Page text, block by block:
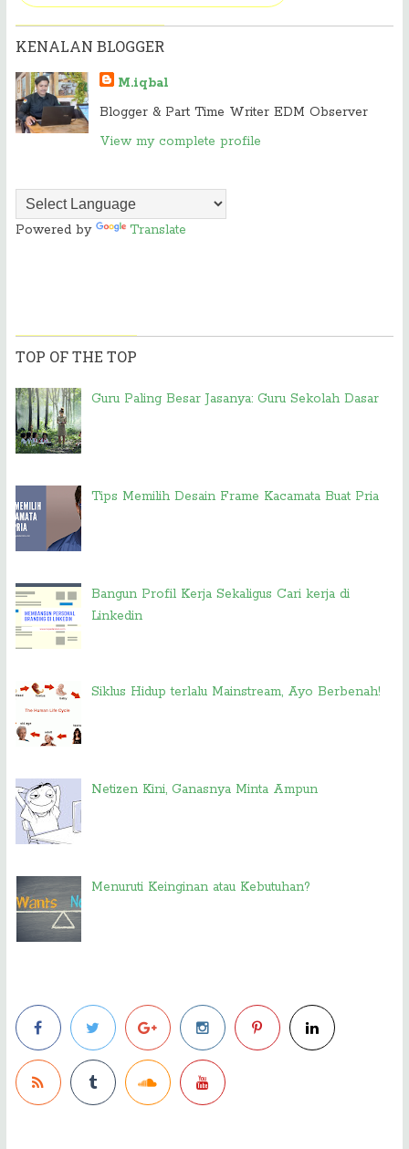
KENALAN BLOGGER
M.iqbal
Blogger & Part Time Writer EDM Observer
View my complete profile
Powered by Translate
TOP OF THE TOP
Guru Paling Besar Jasanya: Guru Sekolah Dasar
Tips Memilih Desain Frame Kacamata Buat Pria
Bangun Profil Kerja Sekaligus Cari kerja di
Linkedin
Siklus Hidup terlalu Mainstream, Ayo Berbenah!
Netizen Kini, Ganasnya Minta Ampun
Menuruti Keinginan atau Kebutuhan?